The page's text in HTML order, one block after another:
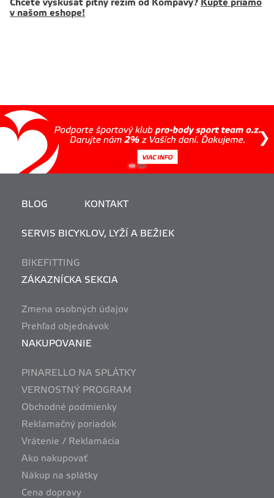
Chcete vyskúšať pitný režim od Kompavy? Kúpte priamo
v našom eshope!
BLOG KONTAKT
SERVIS BICYKLOV, LYŽÍ A BEŽIEK
BIKEFITTING
ZÁKAZNÍCKA SEKCIA
Zmena osobných údajov
Prehľad objednávok
NAKUPOVANIE
PINARELLO NA SPLÁTKY
VERNOSTNÝ PROGRAM
Obchodné podmienky
Reklamačný poriadok
Vrátenie / Reklamácia
Ako nakupovať
Nákup na splátky
Cena dopravy